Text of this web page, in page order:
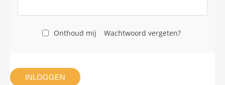
Onthoud mij Wachtwoord vergeten?
INLOGGEN